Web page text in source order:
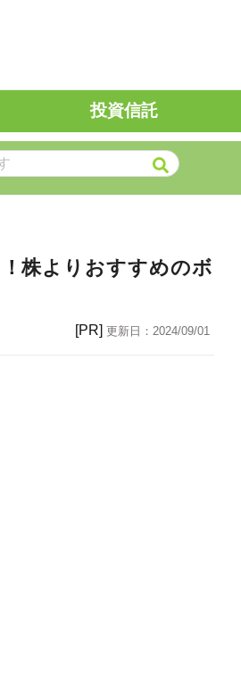
投資信託
株よりおすすめのボ
[PR] 更新日： 2024/09/01